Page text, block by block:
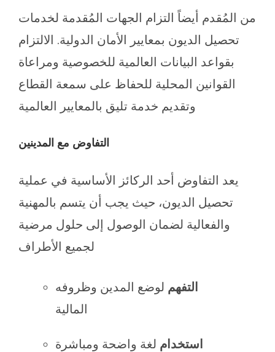
من المُقدم أيضاً التزام الجهات المُقدمة لخدمات
تحصيل الديون بمعايير الأمان الدولية. الالتزام
بقواعد البيانات العالمية للخصوصية ومراعاة
القوانين المحلية للحفاظ على سمعة القطاع
وتقديم خدمة تليق بالمعايير العالمية
التفاوض مع المدينين
يعد التفاوض أحد الركائز الأساسية في عملية
تحصيل الديون، حيث يجب أن يتسم بالمهنية
والفعالية لضمان الوصول إلى حلول مرضية
لجميع الأطراف
التفهم لوضع المدين وظروفه
المالية
استخدام لغة واضحة ومباشرة